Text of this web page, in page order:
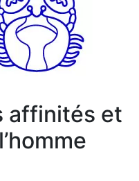
affinités et